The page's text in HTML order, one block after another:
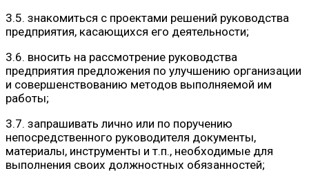
3.5. знакомиться с проектами решений руководства
предприятия, касающихся его деятельности;
3.6. вносить на рассмотрение руководства
предприятия предложения по улучшению организации
и совершенствованию методов выполняемой им
работы;
3.7. запрашивать лично или по поручению
непосредственного руководителя документы,
материалы, инструменты и т.п., необходимые для
выполнения своих должностных обязанностей;